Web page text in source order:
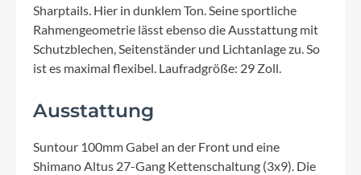
Sharptails. Hier in dunklem Ton. Seine sportliche
Rahmengeometrie lässt ebenso die Ausstattung mit
Schutzblechen, Seitenständer und Lichtanlage zu. So
ist es maximal flexibel. Laufradgröße: 29 Zoll.
Ausstattung
Suntour 100mm Gabel an der Front und eine
Shimano Altus 27-Gang Kettenschaltung (3x9). Die